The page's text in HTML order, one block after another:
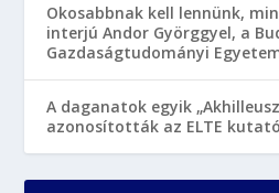
Okosabbnak kell lennünk,
interjú Andor Györggyel, a
Gazdaságtudományi
A daganatok egyik
azonosították az ELTE